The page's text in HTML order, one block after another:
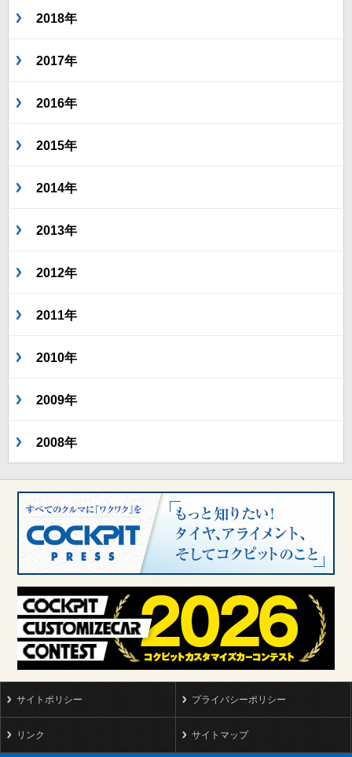
2018年
2017年
2016年
2015年
2014年
2013年
2012年
2011年
2010年
2009年
2008年
サイトポリシー プライバシーポリシー
リンク サイトマップ